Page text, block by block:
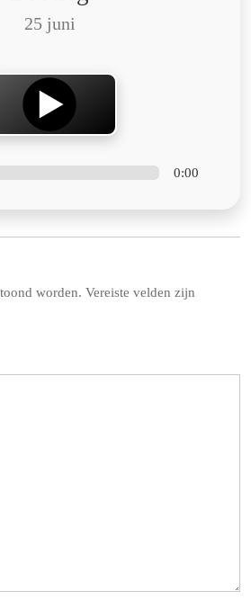
25 juni
0:00
worden. Vereiste velden zijn